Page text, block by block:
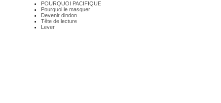
POURQUOI PACIFIQUE
Pourquoi le masquer
Devenir dindon
Tête de lecture
Lever